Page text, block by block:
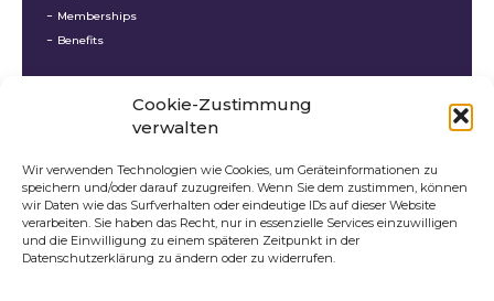
Cookie-Zustimmung
verwalten
Wir verwenden Technologien wie Cookies, um Geräteinformationen zu
speichern und/oder darauf zuzugreifen. Wenn Sie dem zustimmen, können
wir Daten wie das Surfverhalten oder eindeutige IDs auf dieser Website
verarbeiten. Sie haben das Recht, nur in essenzielle Services einzuwilligen
und die Einwilligung zu einem späteren Zeitpunkt in der
Datenschutzerklärung zu ändern oder zu widerrufen.
Memberships
Benefits